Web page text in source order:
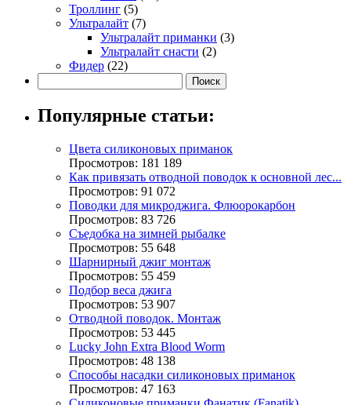
Троллинг (5)
Ультралайт (7)
Ультралайт приманки (3)
Ультралайт снасти (2)
Фидер (22)
Популярные статьи:
Цвета силиконовых приманок
Просмотров: 181 189
Как привязать отводной поводок к основной лес...
Просмотров: 91 072
Поводки для микроджига. Флюорокарбон
Просмотров: 83 726
Съедобка на зимней рыбалке
Просмотров: 55 648
Шарнирный джиг монтаж
Просмотров: 55 459
Подбор веса джига
Просмотров: 53 907
Отводной поводок. Монтаж
Просмотров: 53 445
Lucky John Extra Blood Worm
Просмотров: 48 138
Способы насадки силиконовых приманок
Просмотров: 47 163